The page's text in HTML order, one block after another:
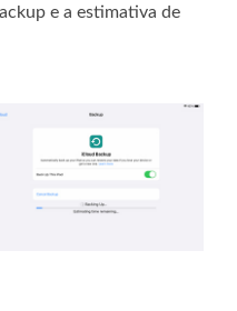
e a estimativa de